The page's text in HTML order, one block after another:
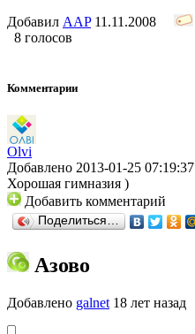
Добавил AAP11.11.2008
8 голосов
Комментарии
Olvi
Добавлено 2013-01-25 07:19:37
Хорошая гимназия )
Добавить комментарий
Поделиться…
Азово
Добавлено galnet 18 лет назад